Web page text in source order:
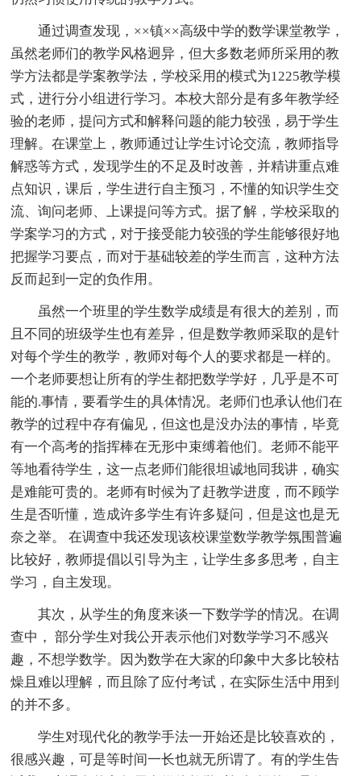
通过调查发现，××镇××高级中学的数学课堂教学，
虽然老师们的教学风格迥异，但大多数老师所采用的教
学方法都是学案教学法，学校采用的模式为1225教学模
式，进行分小组进行学习。本校大部分是有多年教学经
验的老师，提问方式和解释问题的能力较强，易于学生
理解。在课堂上，教师通过让学生讨论交流，教师指导
解惑等方式，发现学生的不足及时改善，并精讲重点难
点知识，课后，学生进行自主预习，不懂的知识学生交
流、询问老师、上课提问等方式。据了解，学校采取的
学案学习的方式，对于接受能力较强的学生能够很好地
把握学习要点，而对于基础较差的学生而言，这种方法
反而起到一定的负作用。
虽然一个班里的学生数学成绩是有很大的差别，而
且不同的班级学生也有差异，但是数学教师采取的是针
对每个学生的教学，教师对每个人的要求都是一样的。
一个老师要想让所有的学生都把数学学好，几乎是不可
能的.事情，要看学生的具体情况。老师们也承认他们在
教学的过程中存有偏见，但这也是没办法的事情，毕竟
有一个高考的指挥棒在无形中束缚着他们。老师不能平
等地看待学生，这一点老师们能很坦诚地同我讲，确实
是难能可贵的。老师有时候为了赶教学进度，而不顾学
生是否听懂，造成许多学生有许多疑问，但是这也是无
奈之举。 在调查中我还发现该校课堂数学教学氛围普遍
比较好，教师提倡以引导为主，让学生多多思考，自主
学习，自主发现。
其次，从学生的角度来谈一下数学学的情况。在调
查中， 部分学生对我公开表示他们对数学学习不感兴
趣，不想学数学。因为数学在大家的印象中大多比较枯
燥且难以理解，而且除了应付考试，在实际生活中用到
的并不多。
学生对现代化的教学手法一开始还是比较喜欢的，
很感兴趣，可是等时间一长也就无所谓了。有的学生告